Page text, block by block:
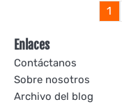
1
Enlaces
Contáctanos
Sobre nosotros
Archivo del blog